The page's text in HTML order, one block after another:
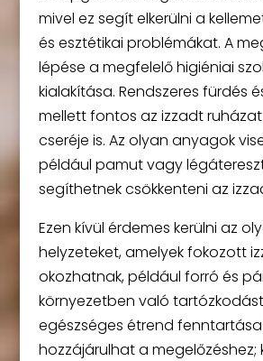
mivel ez segít elkerülni a
és esztétikai problémákat. A
lépése a megfelelő higiéniai
kialakítása. Rendszeres fürdés
mellett fontos az izzadt
cseréje is. Az olyan anyagok
például pamut vagy
segíthetnek csökkenteni az
Ezen kívül érdemes kerülni az
helyzeteket, amelyek fokozott
okozhatnak, például forró és
környezetben való
egészséges étrend fenntartása
hozzájárulhat a megelőzéshez;